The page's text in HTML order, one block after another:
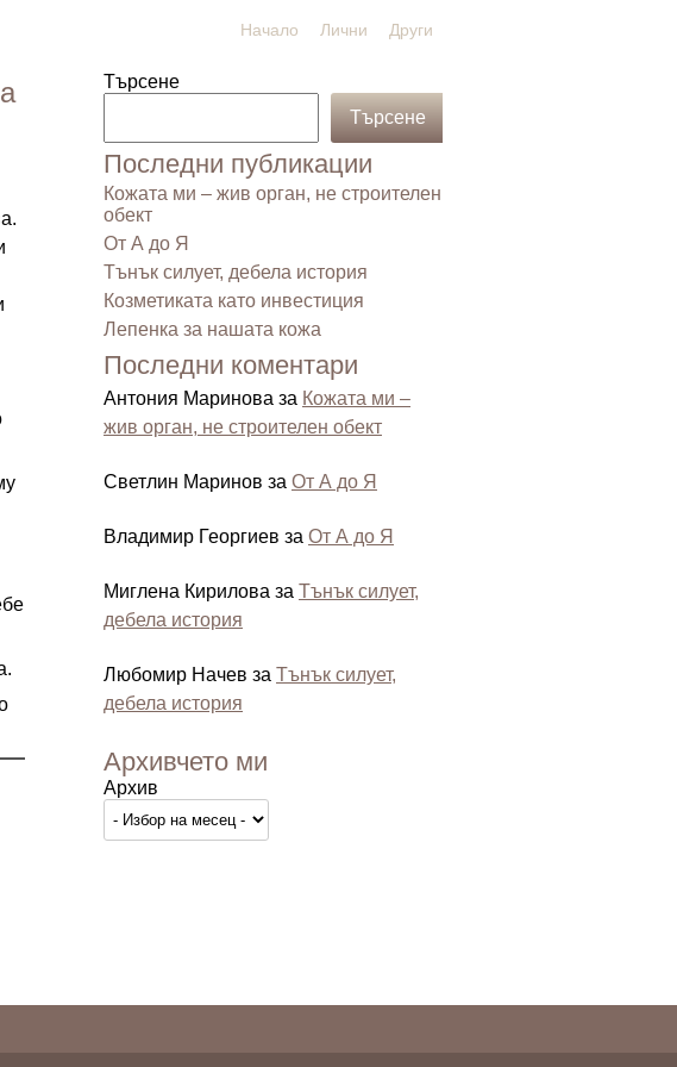
Начало Лични Други
Търсене
Търсене
Последни публикации
Кожата ми – жив орган, не строителен
обект
От А до Я
Тънък силует, дебела история
Козметиката като инвестиция
Лепенка за нашата кожа
Последни коментари
Антония Маринова за Кожата ми –
жив орган, не строителен обект
Светлин Маринов за От А до Я
Владимир Георгиев за От А до Я
Миглена Кирилова за Тънък силует,
дебела история
Любомир Начев за Тънък силует,
дебела история
Архивчето ми
Архив